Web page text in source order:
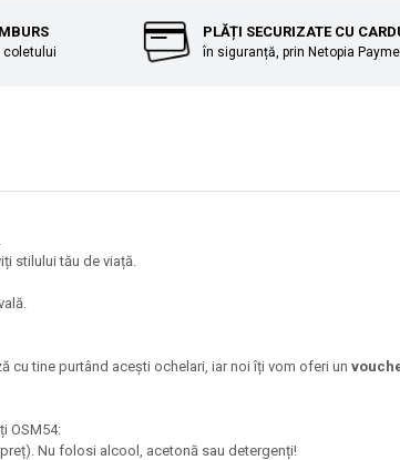
coletului
PLĂȚI SECURIZATE CU
în siguranță, prin Netopia
stilului tău de viață.
cu tine purtând acești ochelari, iar noi îți vom oferi un
OSM54:
Nu folosi alcool, acetonă sau detergenți!